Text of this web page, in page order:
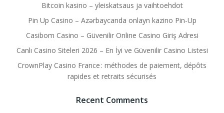
Bitcoin kasino – yleiskatsaus ja vaihtoehdot
Pin Up Casino – Azərbaycanda onlayn kazino Pin-Up
Casibom Casino – Güvenilir Online Casino Giriş Adresi
Canlı Casino Siteleri 2026 – En İyi ve Güvenilir Casino Listesi
CrownPlay Casino France : méthodes de paiement, dépôts
rapides et retraits sécurisés
Recent Comments